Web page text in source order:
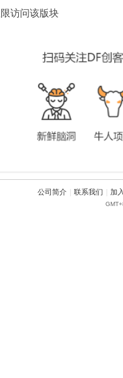
访问该版块
公司简介 联系我们 加